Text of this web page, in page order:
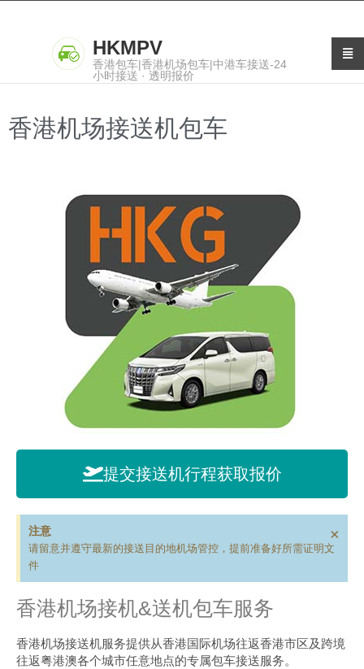
HKMPV
香港包车|香港机场包车|中港车接送-24
小时接送 · 透明报价
香港机场接送机包车
提交接送机行程获取报价
注意
请留意并遵守最新的接送目的地机场管控，提前准备好所需证明文
件
×
香港机场接机&送机包车服务
香港机场接送机服务提供从香港国际机场往返香港市区及跨境
往返粤港澳各个城市任意地点的专属包车接送服务。